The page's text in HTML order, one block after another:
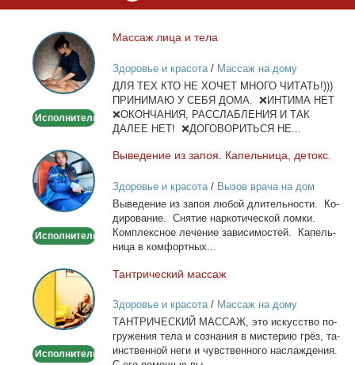
Массаж
лица
и
тела
Исполнитель
Мас­саж ли­ца и те­ла
Здоровье и красота/ Массаж на дому
ДЛЯ ТЕХ КТО НЕ ХОЧЕТ МНОГО ЧИТАТЬ!)))
ПРИНИМАЮ У СЕБЯ ДОМА. ❌ИНТИМА НЕТ
❌ОКОНЧАНИЯ, РАССЛАБЛЕНИЯ И ТАК
ДАЛЕЕ НЕТ! ❌ДОГОВОРИТЬСЯ НЕ...
Выведение
из
запоя.
Капельница,
Исполнитель
Вы­ве­де­ние из за­поя. Ка­пель­ни­ца, де­токс.
Здоровье и красота/ Вызов врача на дом
Вы­ве­де­ние из за­поя лю­бой дли­тель­но­сти. Ко­
ди­ро­ва­ние. Сня­тие нар­ко­ти­че­ской лом­ки.
Ком­плекс­ное ле­че­ние за­ви­си­мо­стей. Ка­пель­
ни­ца в ком­форт­ных...
Тантрический
массаж
Исполнитель
Тан­три­че­ский мас­саж
Здоровье и красота/ Массаж на дому
ТАНТРИЧЕСКИЙ МАССАЖ, это ис­кус­ство по­
гру­же­ния те­ла и со­зна­ния в ми­сте­рию грёз, та­
ин­ствен­ной неги и чув­ствен­но­го на­сла­жде­ния.